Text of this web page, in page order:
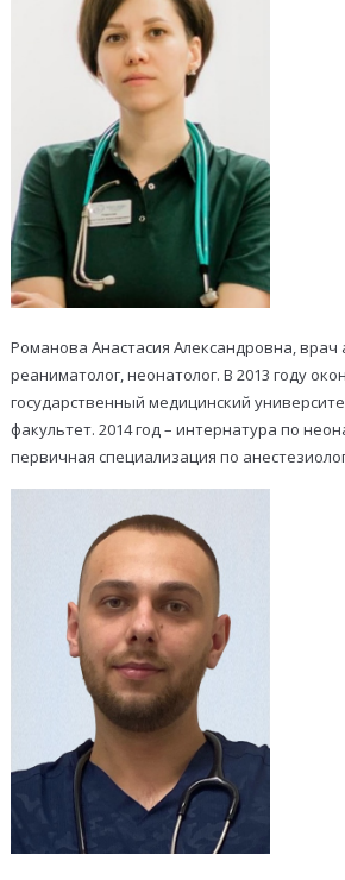
Романова Анастасия Александровна, врач
реаниматолог, неонатолог. В 2013 году
государственный медицинский
факультет. 2014 год – интернатура по
первичная специализация по